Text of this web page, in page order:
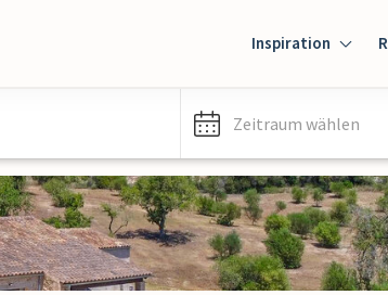
Inspiration
Zeitraum wählen